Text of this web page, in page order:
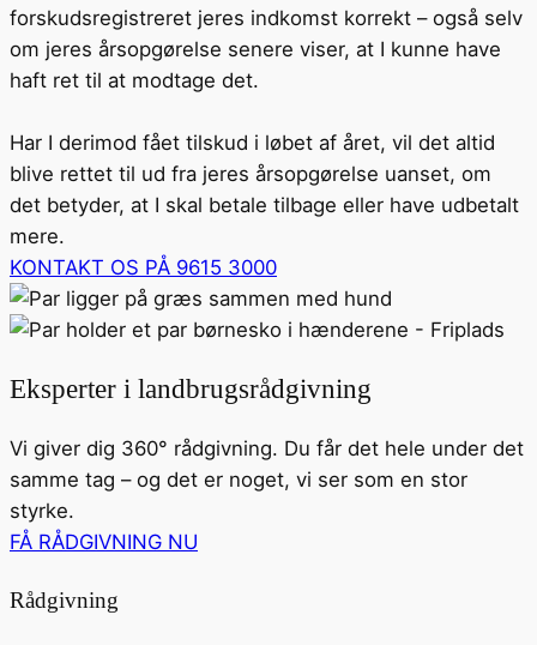
forskudsregistreret jeres indkomst korrekt – også selv
om jeres årsopgørelse senere viser, at I kunne have
haft ret til at modtage det.
Har I derimod fået tilskud i løbet af året, vil det altid
blive rettet til ud fra jeres årsopgørelse uanset, om
det betyder, at I skal betale tilbage eller have udbetalt
mere.
KONTAKT OS PÅ 9615 3000
Eksperter i landbrugsrådgivning
Vi giver dig 360° rådgivning. Du får det hele under det
samme tag – og det er noget, vi ser som en stor
styrke.
FÅ RÅDGIVNING NU
Rådgivning